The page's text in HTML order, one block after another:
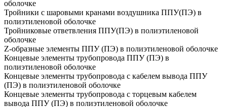
оболочке
Тройники с шаровыми кранами воздушника ППУ(ПЭ) в
полиэтиленовой оболочке
Тройниковые ответвления ППУ(ПЭ) в полиэтиленовой
оболочке
Z-образные элементы ППУ (ПЭ) в полиэтиленовой оболочке
Концевые элементы трубопровода ППУ (ПЭ) в
полиэтиленовой оболочке
Концевые элементы трубопровода с кабелем вывода ППУ
(ПЭ) в полиэтиленовой оболочке
Концевые элементы трубопровода с торцевым кабелем
вывода ППУ (ПЭ) в полиэтиленовой оболочке